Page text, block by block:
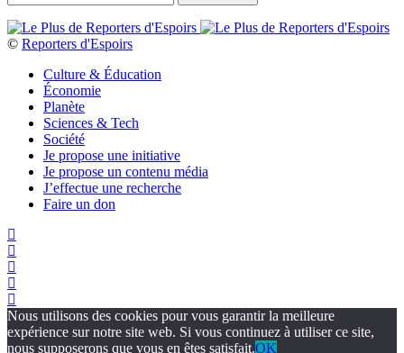
© Reporters d'Espoirs
Culture & Éducation
Économie
Planète
Sciences & Tech
Société
Je propose une initiative
Je propose un contenu média
J’effectue une recherche
Faire un don
Nous utilisons des cookies pour vous garantir la meilleure
expérience sur notre site web. Si vous continuez à utiliser ce site,
nous supposerons que vous en êtes satisfait.OK